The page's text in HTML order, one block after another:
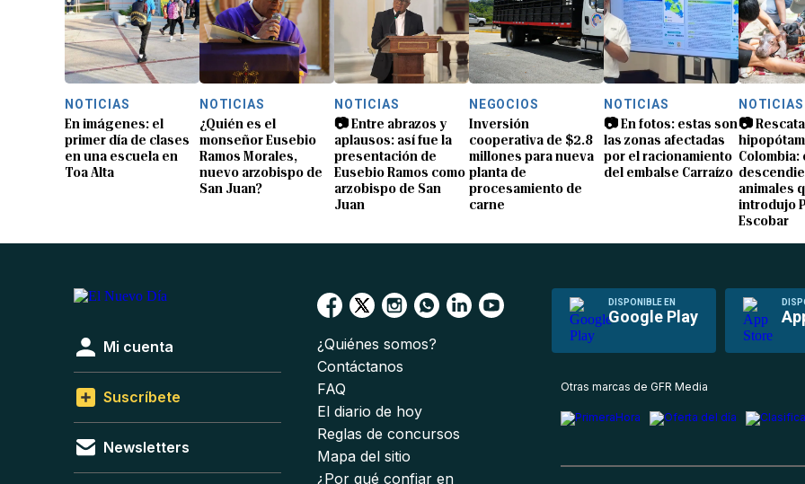
NOTICIAS
En imágenes: el
primer día de clases
en una escuela en
Toa Alta
NOTICIAS
¿Quién es el
monseñor Eusebio
Ramos Morales,
nuevo arzobispo de
San Juan?
NOTICIAS
📷 Entre abrazos y
aplausos: así fue la
presentación de
Eusebio Ramos como
arzobispo de San
Juan
NEGOCIOS
Inversión
cooperativa de $2.8
millones para nueva
planta de
procesamiento de
carne
NOTICIAS
📷 En fotos: estas son
las zonas afectadas
por el racionamiento
del embalse Carraízo
NOTICIAS
📷
Colombia:
animales
introdujo
Escobar
DISPONIBLE EN
Google Play
Mi cuenta
Suscríbete
Newsletters
¿Quiénes somos?
Contáctanos
FAQ
El diario de hoy
Reglas de concursos
Mapa del sitio
¿Por qué confiar en
Otras marcas de GFR Media